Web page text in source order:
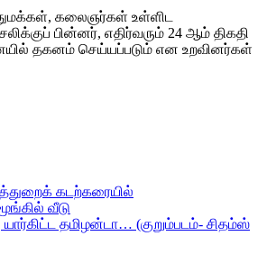
கலைஞர்கள் உள்ளிட
பின்னர், எதிர்வரும் 24 ஆம் திகதி
தகனம் செய்யப்படும் என உறவினர்கள்
கடற்கரையில்
வீடு
தமிழன்டா… (குறும்படம்- சிதம்ஸ்